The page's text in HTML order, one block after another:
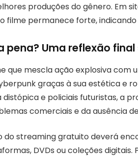
produções do gênero. Em
filme permanece forte,
pena? Uma reflexão
que mescla ação explosiva com
graças à sua estética e
e policiais futuristas, a
comerciais e da ausência
do streaming gratuito deverá
DVDs ou coleções